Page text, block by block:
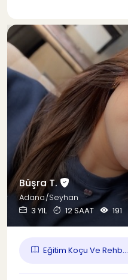
Büşra T.
Adana/Seyhan
3 YIL
12 SAAT 191
Eğitim Koçu Ve Rehb...